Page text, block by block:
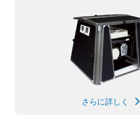
さらに詳しく